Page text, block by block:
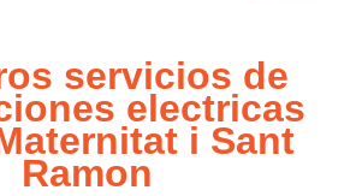
servicios de
electricas
i Sant
Ramon